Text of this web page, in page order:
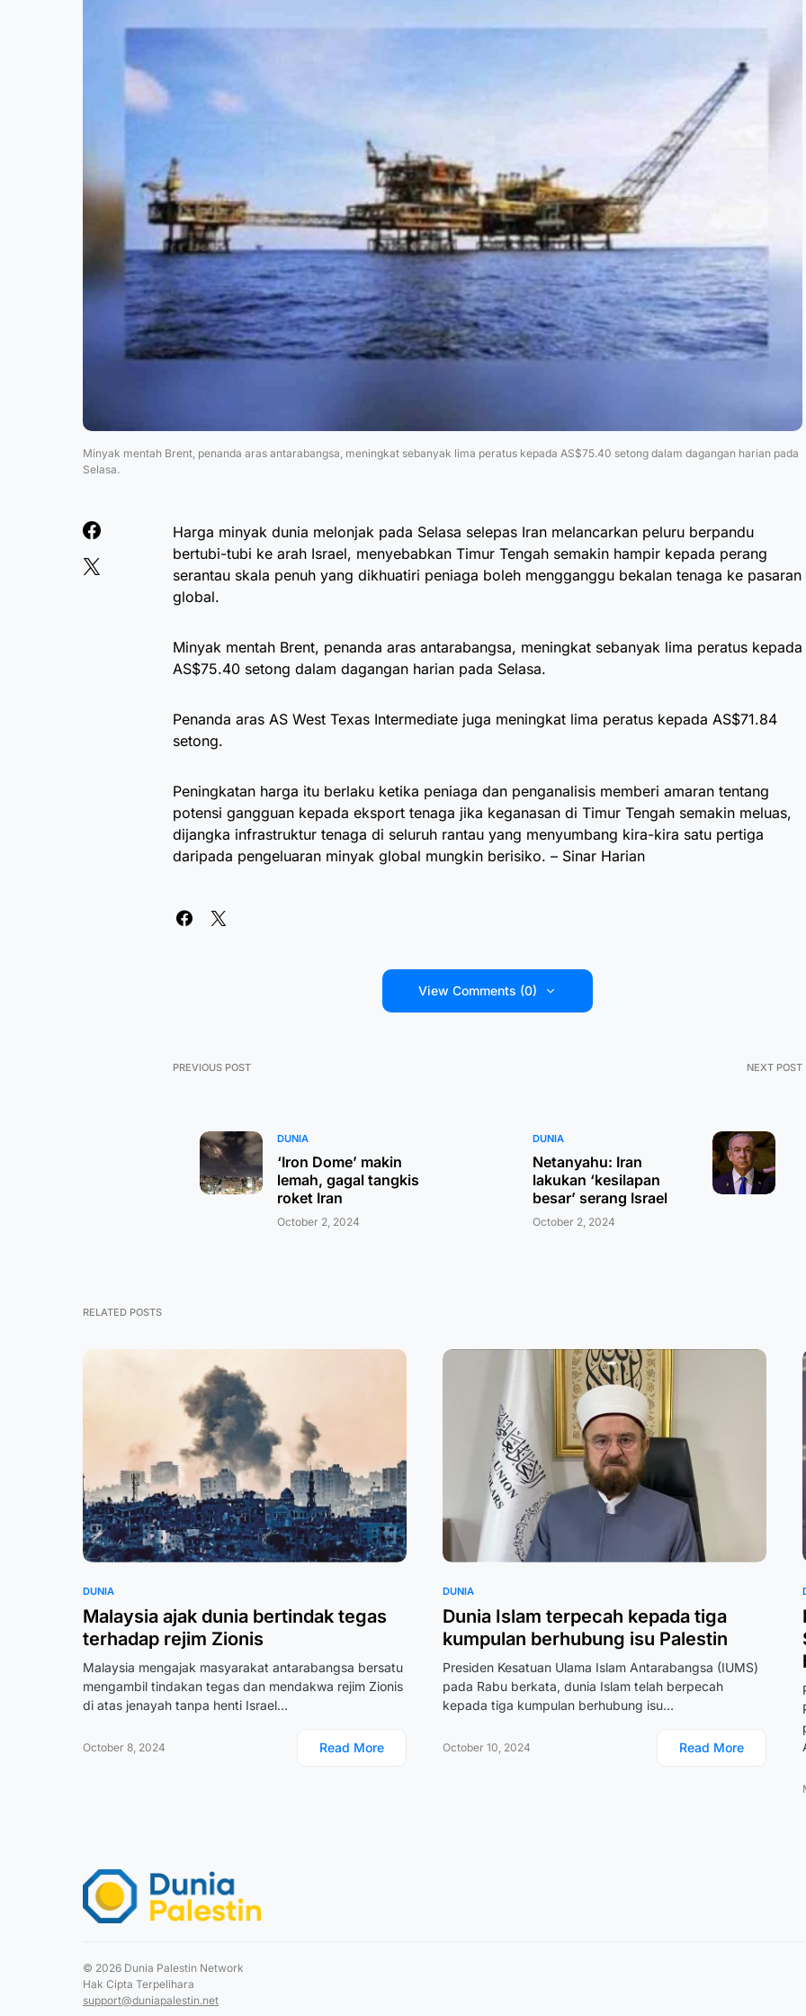
Minyak mentah Brent, penanda aras antarabangsa, meningkat sebanyak lima peratus kepada AS$75.40 setong dalam dagangan harian pada
Selasa.
Harga minyak dunia melonjak pada Selasa selepas Iran melancarkan peluru berpandu
bertubi-tubi ke arah Israel, menyebabkan Timur Tengah semakin hampir kepada perang
serantau skala penuh yang dikhuatiri peniaga boleh mengganggu bekalan tenaga ke pasaran
global.
Minyak mentah Brent, penanda aras antarabangsa, meningkat sebanyak lima peratus kepada
AS$75.40 setong dalam dagangan harian pada Selasa.
Penanda aras AS West Texas Intermediate juga meningkat lima peratus kepada AS$71.84
setong.
Peningkatan harga itu berlaku ketika peniaga dan penganalisis memberi amaran tentang
potensi gangguan kepada eksport tenaga jika keganasan di Timur Tengah semakin meluas,
dijangka infrastruktur tenaga di seluruh rantau yang menyumbang kira-kira satu pertiga
daripada pengeluaran minyak global mungkin berisiko. – Sinar Harian
View Comments (0)
PREVIOUS POST
DUNIA
‘Iron Dome’ makin
lemah, gagal tangkis
roket Iran
October 2, 2024
NEXT POST
DUNIA
Netanyahu: Iran
lakukan ‘kesilapan
besar’ serang Israel
October 2, 2024
RELATED POSTS
DUNIA
Malaysia ajak dunia bertindak tegas
terhadap rejim Zionis
Malaysia mengajak masyarakat antarabangsa bersatu
mengambil tindakan tegas dan mendakwa rejim Zionis
di atas jenayah tanpa henti Israel…
October 8, 2024 Read More
DUNIA
Dunia Islam terpecah kepada tiga
kumpulan berhubung isu Palestin
Presiden Kesatuan Ulama Islam Antarabangsa (IUMS)
pada Rabu berkata, dunia Islam telah berpecah
kepada tiga kumpulan berhubung isu…
October 10, 2024 Read More
© 2026 Dunia Palestin Network
Hak Cipta Terpelihara
support@duniapalestin.net